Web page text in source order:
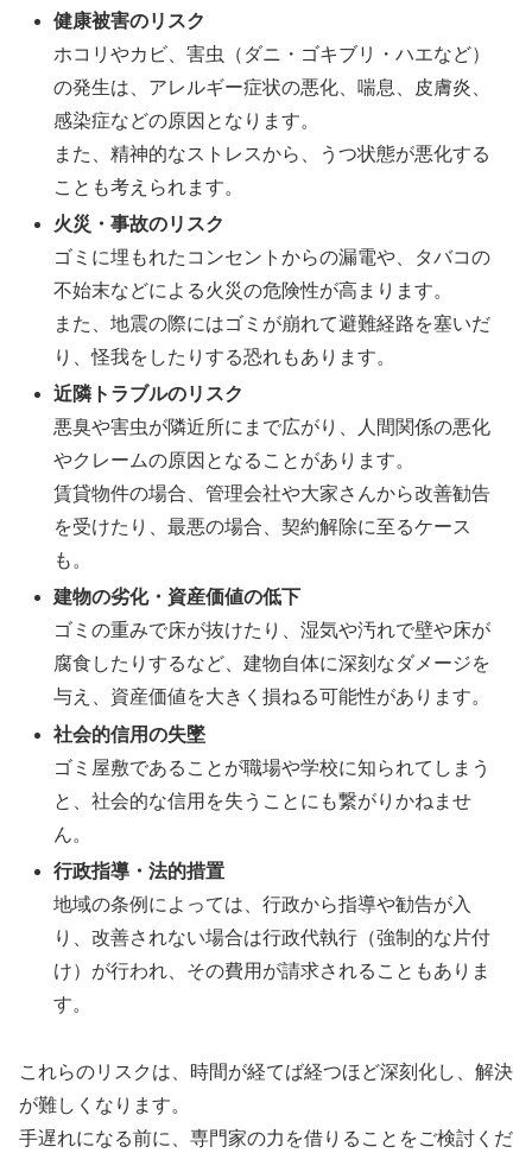
健康被害のリスク
ホコリやカビ、害虫（ダニ・ゴキブリ・ハエなど）
の発生は、アレルギー症状の悪化、喘息、皮膚炎、
感染症などの原因となります。
また、精神的なストレスから、うつ状態が悪化する
ことも考えられます。
火災・事故のリスク
ゴミに埋もれたコンセントからの漏電や、タバコの
不始末などによる火災の危険性が高まります。
また、地震の際にはゴミが崩れて避難経路を塞いだ
り、怪我をしたりする恐れもあります。
近隣トラブルのリスク
悪臭や害虫が隣近所にまで広がり、人間関係の悪化
やクレームの原因となることがあります。
賃貸物件の場合、管理会社や大家さんから改善勧告
を受けたり、最悪の場合、契約解除に至るケース
も。
建物の劣化・資産価値の低下
ゴミの重みで床が抜けたり、湿気や汚れで壁や床が
腐食したりするなど、建物自体に深刻なダメージを
与え、資産価値を大きく損ねる可能性があります。
社会的信用の失墜
ゴミ屋敷であることが職場や学校に知られてしまう
と、社会的な信用を失うことにも繋がりかねませ
ん。
行政指導・法的措置
地域の条例によっては、行政から指導や勧告が入
り、改善されない場合は行政代執行（強制的な片付
け）が行われ、その費用が請求されることもありま
す。
これらのリスクは、時間が経てば経つほど深刻化し、解決
が難しくなります。
手遅れになる前に、専門家の力を借りることをご検討くだ